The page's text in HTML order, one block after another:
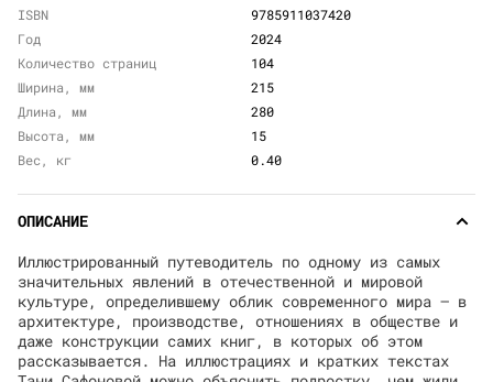
ISBN
9785911037420
Год
2024
Количество страниц
104
Ширина, мм
215
Длина, мм
280
Высота, мм
15
Вес, кг
0.40
ОПИСАНИЕ
Иллюстрированный путеводитель по одному из самых
значительных явлений в отечественной и мировой
культуре, определившему облик современного мира — в
архитектуре, производстве, отношениях в обществе и
даже конструкции самих книг, в которых об этом
рассказывается. На иллюстрациях и кратких текстах